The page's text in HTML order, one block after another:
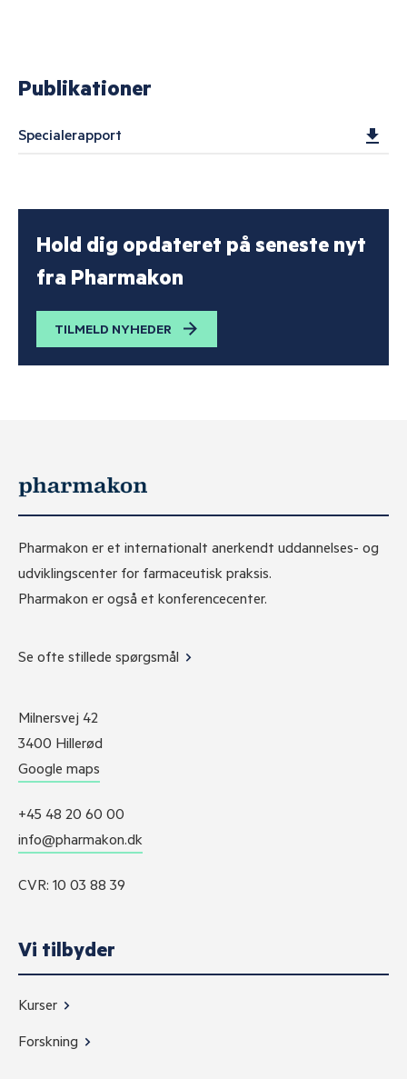
Publikationer
Specialerapport
Hold dig opdateret på seneste nyt
fra Pharmakon
TILMELD NYHEDER
Pharmakon er et internationalt anerkendt uddannelses- og
udviklingscenter for farmaceutisk praksis.
Pharmakon er også et konferencecenter.
Se ofte stillede spørgsmål
Milnersvej 42
3400 Hillerød
Google maps
+45 48 20 60 00
info@pharmakon.dk
CVR: 10 03 88 39
Vi tilbyder
Kurser
Forskning